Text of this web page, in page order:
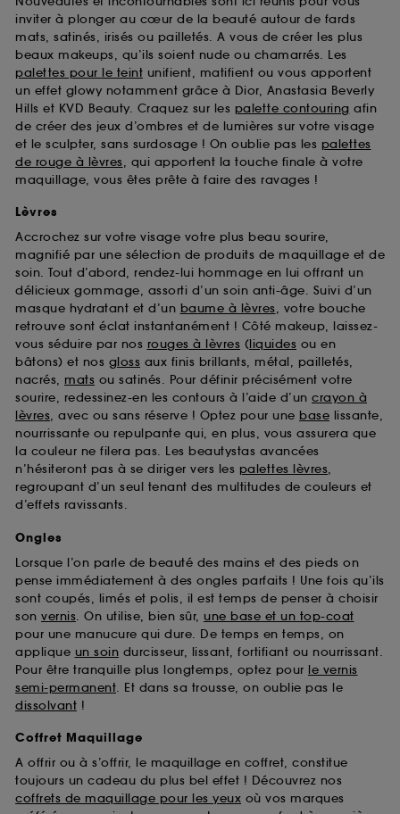
inviter à plonger au cœur de la beauté autour de fards
mats, satinés, irisés ou pailletés. A vous de créer les plus
beaux makeups, qu’ils soient nude ou chamarrés. Les
palettes pour le teint unifient, matifient ou vous apportent
un effet glowy notamment grâce à Dior, Anastasia Beverly
Hills et KVD Beauty. Craquez sur les palette contouring afin
de créer des jeux d’ombres et de lumières sur votre visage
et le sculpter, sans surdosage ! On oublie pas les palettes
de rouge à lèvres, qui apportent la touche finale à votre
maquillage, vous êtes prête à faire des ravages !
Lèvres
Accrochez sur votre visage votre plus beau sourire,
magnifié par une sélection de produits de maquillage et de
soin. Tout d’abord, rendez-lui hommage en lui offrant un
délicieux gommage, assorti d’un soin anti-âge. Suivi d’un
masque hydratant et d’un baume à lèvres, votre bouche
retrouve sont éclat instantanément ! Côté makeup, laissez-
vous séduire par nos rouges à lèvres (liquides ou en
bâtons) et nos gloss aux finis brillants, métal, pailletés,
nacrés, mats ou satinés. Pour définir précisément votre
sourire, redessinez-en les contours à l’aide d’un crayon à
lèvres, avec ou sans réserve ! Optez pour une base lissante,
nourrissante ou repulpante qui, en plus, vous assurera que
la couleur ne filera pas. Les beautystas avancées
n’hésiteront pas à se diriger vers les palettes lèvres,
regroupant d’un seul tenant des multitudes de couleurs et
d’effets ravissants.
Ongles
Lorsque l’on parle de beauté des mains et des pieds on
pense immédiatement à des ongles parfaits ! Une fois qu’ils
sont coupés, limés et polis, il est temps de penser à choisir
son vernis. On utilise, bien sûr, une base et un top-coat
pour une manucure qui dure. De temps en temps, on
applique un soin durcisseur, lissant, fortifiant ou nourrissant.
Pour être tranquille plus longtemps, optez pour le vernis
semi-permanent. Et dans sa trousse, on oublie pas le
dissolvant !
Coffret Maquillage
A offrir ou à s’offrir, le maquillage en coffret, constitue
toujours un cadeau du plus bel effet ! Découvrez nos
coffrets de maquillage pour les yeux où vos marques
d’en améliorer la performance.
Cookies de sécurisation des paiements en ligne :
ils nous permettent de lutter notamment contre les
fraudes aux moyens de paiement et les
usurpations d’identité.
Cookies fonctionnels :il s’agit de cookies
permettant l’affichage et/ou la fourniture de
certaines fonctionnalités du site, tel que les
cookies d’authentification qui sont utilisés afin de
vous faire bénéficier de l’authentification
sans saisir à nouveau votre identifiant et mot de
passe.
A l'exception des cookies techniques, le dépôt et la
lecture de ces traceurs requiert votre accord. Vous
pouvez personnaliser vos choix concernant le dépôt
de ces cookies grâce au bouton "personnaliser mes
choix" ci-dessous ou décider de "tout accepter".
Sephora pourra associer les informations de
navigation collectées par ces Cookies, pour les
finalités acceptées, avec les données personnelles
collectées ou générées lors de votre activité en ligne
ou en magasin. Pour refuser tous les cookies, cliques
sur "continuer sans accepter". Voous pouvez à tout
moment choisir de retirer votrte consentement. Si vous
utilisés,